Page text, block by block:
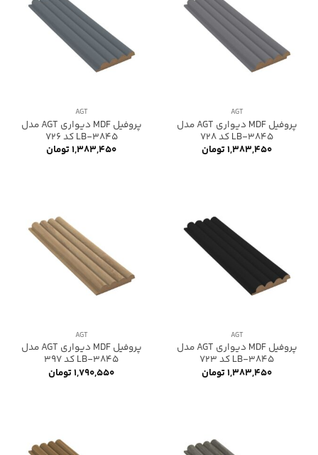
AGT
پروفیل MDF دیواری AGT مدل
LB-3845 کد 728
۱,۳۸۳,۴۵۰تومان
AGT
پروفیل MDF دیواری AGT مدل
LB-3845 کد 726
۱,۳۸۳,۴۵۰تومان
AGT
پروفیل MDF دیواری AGT مدل
LB-3845 کد 723
۱,۳۸۳,۴۵۰تومان
AGT
پروفیل MDF دیواری AGT مدل
LB-3845 کد 397
۱,۷۹۰,۵۵۰تومان